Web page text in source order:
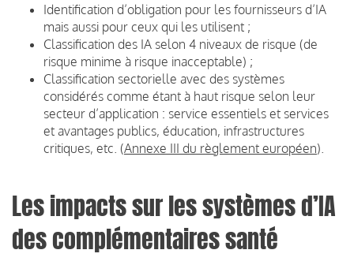
Identification d’obligation pour les fournisseurs d’IA
mais aussi pour ceux qui les utilisent ;
Classification des IA selon 4 niveaux de risque (de
risque minime à risque inacceptable) ;
Classification sectorielle avec des systèmes
considérés comme étant à haut risque selon leur
secteur d’application : service essentiels et services
et avantages publics, éducation, infrastructures
critiques, etc. (Annexe III du règlement européen).
Les impacts sur les systèmes d’IA
des complémentaires santé